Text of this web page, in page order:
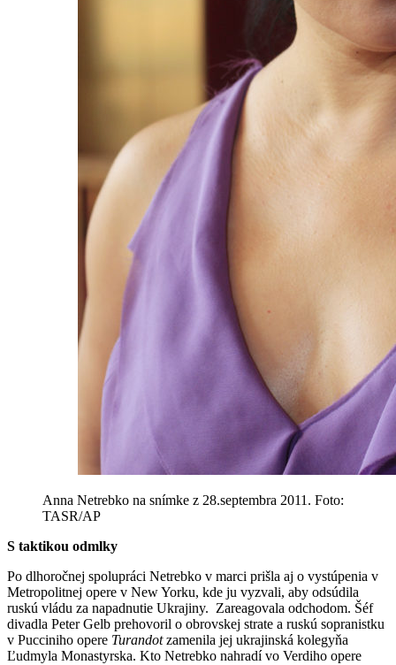
Anna Netrebko na snímke z 28.septembra 2011. Foto:
TASR/AP
S taktikou odmlky
Po dlhoročnej spolupráci Netrebko v marci prišla aj o vystúpenia v
Metropolitnej opere v New Yorku, kde ju vyzvali, aby odsúdila
ruskú vládu za napadnutie Ukrajiny. Zareagovala odchodom. Šéf
divadla Peter Gelb prehovoril o obrovskej strate a ruskú sopranistku
v Pucciniho opere Turandotzamenila jej ukrajinská kolegyňa
Ľudmyla Monastyrska. Kto Netrebko nahradí vo Verdiho opere